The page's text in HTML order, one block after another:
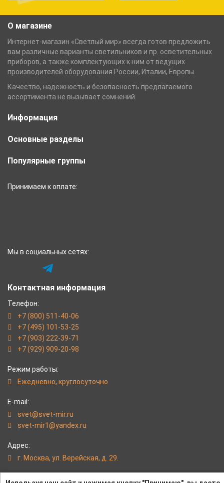
О магазине
Интернет-магазин «Светлый мир» всегда готов предложить
вам различные варианты светильников и пр. осветительных
приборов, а также комплектующих к ним от ведущих
производителей оборудования России, Италии, Европы.
Качество, надежность и безопасность предлагаемого
ассортимента не вызывает сомнений.
Информация
Основные разделы
Популярные группы
Принимаем к оплате:
Мы в социальных сетях:
Контактная информация
Телефон:
+7 (800) 511-40-06
+7 (495) 101-53-25
+7 (903) 222-39-71
+7 (929) 909-20-98
Режим работы:
Eжедневно, круглосуточно
E-mail:
svet@svet-mir.ru
svet-mir1@yandex.ru
Адрес:
г. Москва, ул. Верейская, д. 29.